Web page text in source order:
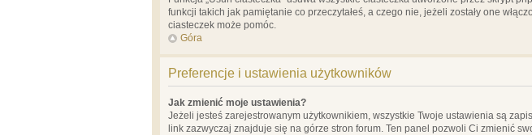
funkcji takich jak pamiętanie co przeczytałeś, a czego nie, jeżeli zostały one
ciasteczek może pomóc.
Góra
Preferencje i ustawienia użytkowników
Jak zmienić moje ustawienia?
Jeżeli jesteś zarejestrowanym użytkownikiem, wszystkie Twoje ustawienia są
link zazwyczaj znajduje się na górze stron forum. Ten panel pozwoli Ci zmienić